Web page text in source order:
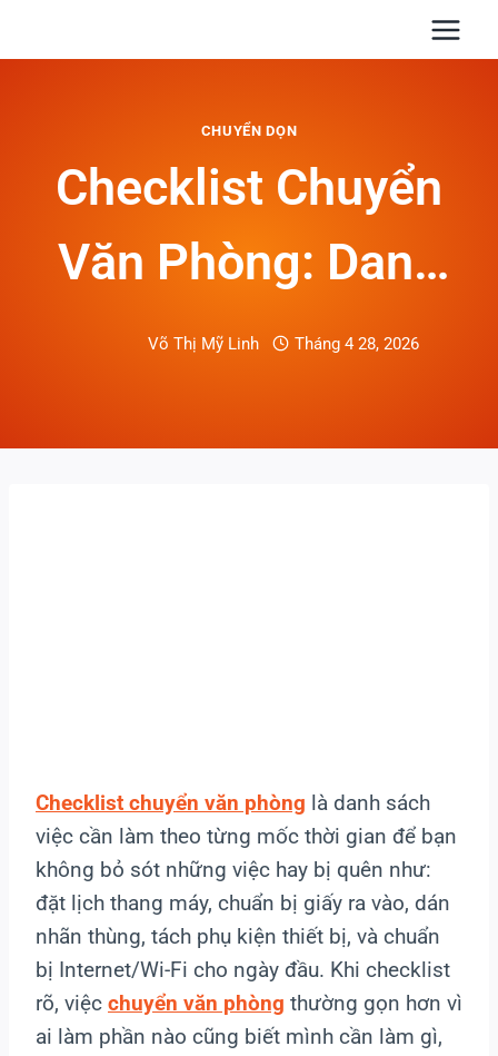
CHUYỂN DỌN
Checklist Chuyển
Văn Phòng: Danh
Sách Việc Cần Làm
Võ Thị Mỹ Linh Tháng 4 28, 2026
Checklist chuyển văn phòng là danh sách
việc cần làm theo từng mốc thời gian để bạn
không bỏ sót những việc hay bị quên như:
đặt lịch thang máy, chuẩn bị giấy ra vào, dán
nhãn thùng, tách phụ kiện thiết bị, và chuẩn
bị Internet/Wi-Fi cho ngày đầu. Khi checklist
rõ, việc chuyển văn phòng thường gọn hơn vì
ai làm phần nào cũng biết mình cần làm gì,